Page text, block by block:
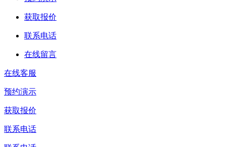
获取报价
联系电话
在线留言
在线客服
预约演示
获取报价
联系电话